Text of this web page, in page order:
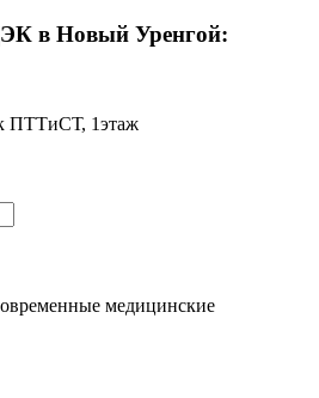
в Новый Уренгой:
ПТТиСТ, 1этаж
медицинские